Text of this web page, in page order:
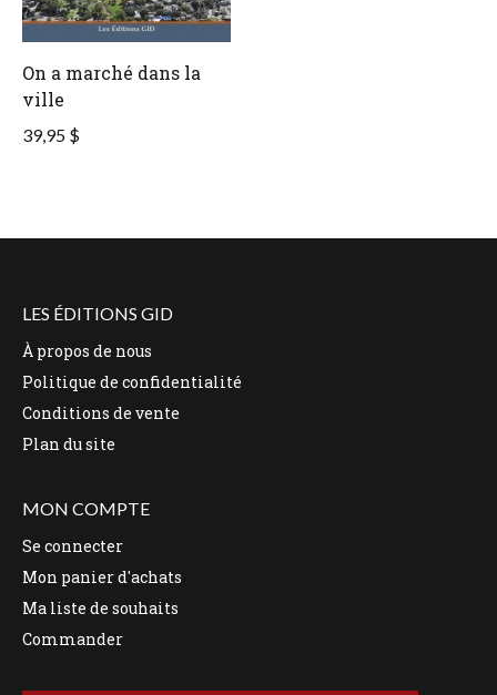
On a marché dans la
ville
39,95 $
LES ÉDITIONS GID
À propos de nous
Politique de confidentialité
Conditions de vente
Plan du site
MON COMPTE
Se connecter
Mon panier d'achats
Ma liste de souhaits
Commander